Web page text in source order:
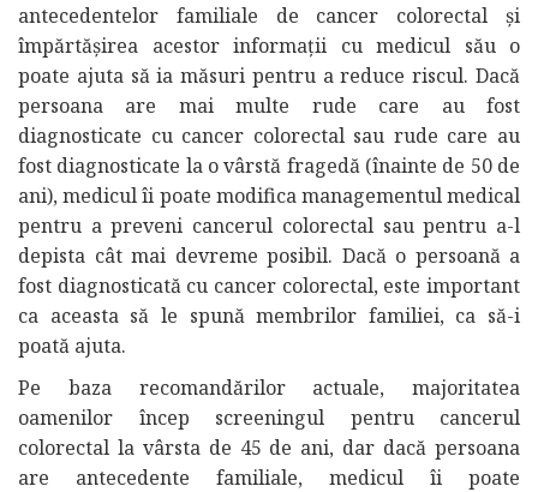
antecedentelor familiale de cancer colorectal și
împărtășirea acestor informații cu medicul său o
poate ajuta să ia măsuri pentru a reduce riscul. Dacă
persoana are mai multe rude care au fost
diagnosticate cu cancer colorectal sau rude care au
fost diagnosticate la o vârstă fragedă (înainte de 50 de
ani), medicul îi poate modifica managementul medical
pentru a preveni cancerul colorectal sau pentru a-l
depista cât mai devreme posibil. Dacă o persoană a
fost diagnosticată cu cancer colorectal, este important
ca aceasta să le spună membrilor familiei, ca să-i
poată ajuta.
Pe baza recomandărilor actuale, majoritatea
oamenilor încep screeningul pentru cancerul
colorectal la vârsta de 45 de ani, dar dacă persoana
are antecedente familiale, medicul îi poate